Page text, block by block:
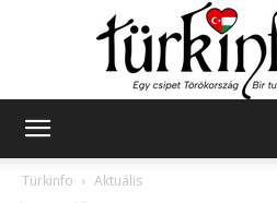
Türkinfo
Aktuális